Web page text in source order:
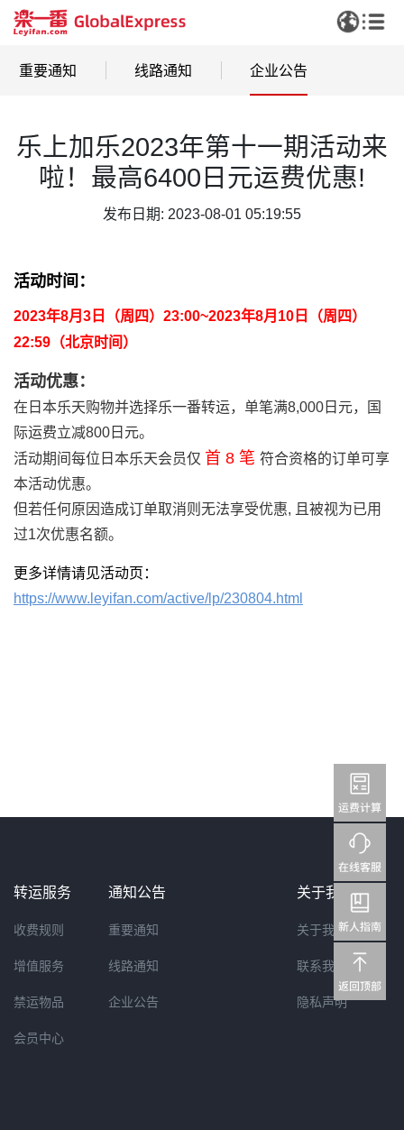
重要通知 线路通知 企业公告
乐上加乐2023年第十一期活动来
啦！最高6400日元运费优惠!
发布日期: 2023-08-01 05:19:55
活动时间：
2023年8月3日（周四）23:00~2023年8月10日（周四）
22:59（北京时间）
活动优惠：
在日本乐天购物并选择乐一番转运，单笔满8,000日元，国
际运费立减800日元。
活动期间每位日本乐天会员仅 首 8 笔 符合资格的订单可享
本活动优惠。
但若任何原因造成订单取消则无法享受优惠, 且被视为已用
过1次优惠名额。
更多详情请见活动页：
https://www.leyifan.com/active/lp/230804.html
转运服务
收费规则
增值服务
禁运物品
会员中心
通知公告
重要通知
线路通知
企业公告
关于我们
关于我们
联系我们
隐私声明